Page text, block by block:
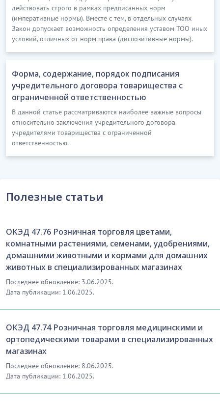
действовать строго в рамках предписанных норм
(императивные нормы). Вместе с тем, в отдельных случаях
Закон допускает возможность определения уставом ТОО иных
условий, отличных от норм права (диспозитивные нормы).
Форма, содержание, порядок подписания
учредительного договора товарищества с
ограниченной ответственностью
В данной статье рассматриваются наиболее важные вопросы
относительно заключения учредительного договора
учредителями товарищества с ограниченной
ответственностью.
Полезные статьи
ОКЭД 47.76 Розничная торговля цветами,
комнатными растениями, семенами, удобрениями,
домашними животными и кормами для домашних
животных в специализированных магазинах
Последнее обновление: 3.06.2025.
Дата публикации: 1.06.2025.
ОКЭД 47.74 Розничная торговля медицинскими и
ортопедическими товарами в специализированных
магазинах
Последнее обновление: 8.06.2025.
Дата публикации: 1.06.2025.